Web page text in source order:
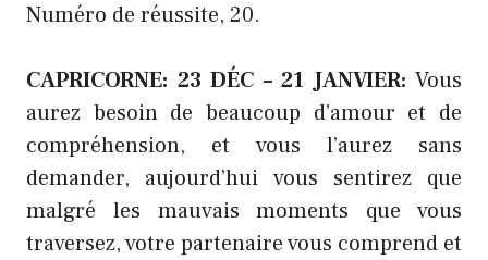
Numéro de réussite, 20.
CAPRICORNE: 23 DÉC – 21 JANVIER: Vous
aurez besoin de beaucoup d’amour et de
compréhension, et vous l’aurez sans
demander, aujourd’hui vous sentirez que
malgré les mauvais moments que vous
traversez, votre partenaire vous comprend et